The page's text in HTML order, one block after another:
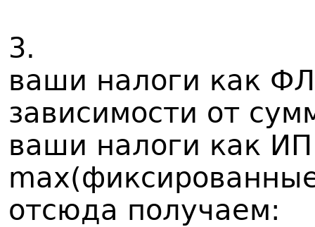
3.
ваши налоги как
зависимости от
ваши налоги как
отсюда получаем: